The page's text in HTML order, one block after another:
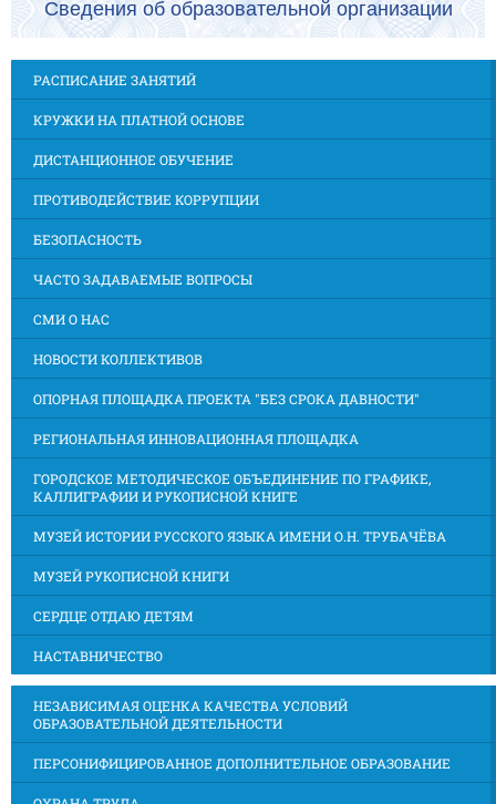
Сведения об образовательной организации
РАСПИСАНИЕ ЗАНЯТИЙ
КРУЖКИ НА ПЛАТНОЙ ОСНОВЕ
ДИСТАНЦИОННОЕ ОБУЧЕНИЕ
ПРОТИВОДЕЙСТВИЕ КОРРУПЦИИ
БЕЗОПАСНОСТЬ
ЧАСТО ЗАДАВАЕМЫЕ ВОПРОСЫ
СМИ О НАС
НОВОСТИ КОЛЛЕКТИВОВ
ОПОРНАЯ ПЛОЩАДКА ПРОЕКТА "БЕЗ СРОКА ДАВНОСТИ"
РЕГИОНАЛЬНАЯ ИННОВАЦИОННАЯ ПЛОЩАДКА
ГОРОДСКОЕ МЕТОДИЧЕСКОЕ ОБЪЕДИНЕНИЕ ПО ГРАФИКЕ,
КАЛЛИГРАФИИ И РУКОПИСНОЙ КНИГЕ
МУЗЕЙ ИСТОРИИ РУССКОГО ЯЗЫКА ИМЕНИ О.Н. ТРУБАЧЁВА
МУЗЕЙ РУКОПИСНОЙ КНИГИ
СЕРДЦЕ ОТДАЮ ДЕТЯМ
НАСТАВНИЧЕСТВО
НЕЗАВИСИМАЯ ОЦЕНКА КАЧЕСТВА УСЛОВИЙ
ОБРАЗОВАТЕЛЬНОЙ ДЕЯТЕЛЬНОСТИ
ПЕРСОНИФИЦИРОВАННОЕ ДОПОЛНИТЕЛЬНОЕ ОБРАЗОВАНИЕ